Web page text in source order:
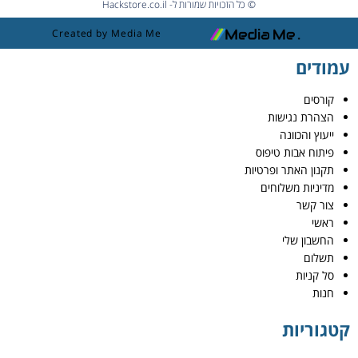
© כל הזכויות שמורות ל- Hackstore.co.il
Created by Media Me
עמודים
קורסים
הצהרת נגישות
ייעוץ והכוונה
פיתוח אבות טיפוס
תקנון האתר ופרטיות
מדיניות משלוחים
צור קשר
ראשי
החשבון שלי
תשלום
סל קניות
חנות
קטגוריות